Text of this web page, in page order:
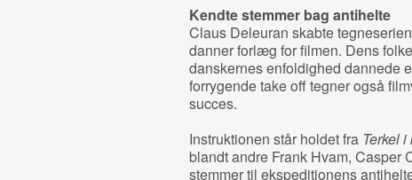
Kendte stemmer bag antihelte
Claus Deleuran skabte tegneserien
danner forlæg for filmen. Dens
danskernes enfoldighed dannede
forrygende take off tegner også
succes.
Instruktionen står holdet fra Terkel
blandt andre Frank Hvam,
stemmer til ekspeditionens